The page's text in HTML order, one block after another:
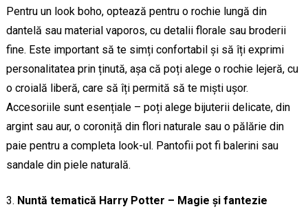
Pentru un look boho, optează pentru o rochie lungă din
dantelă sau material vaporos, cu detalii florale sau broderii
fine. Este important să te simți confortabil și să îți exprimi
personalitatea prin ținută, așa că poți alege o rochie lejeră, cu
o croială liberă, care să îți permită să te miști ușor.
Accesoriile sunt esențiale – poți alege bijuterii delicate, din
argint sau aur, o coroniță din flori naturale sau o pălărie din
paie pentru a completa look-ul. Pantofii pot fi balerini sau
sandale din piele naturală.
Nuntă tematică Harry Potter – Magie și fantezie